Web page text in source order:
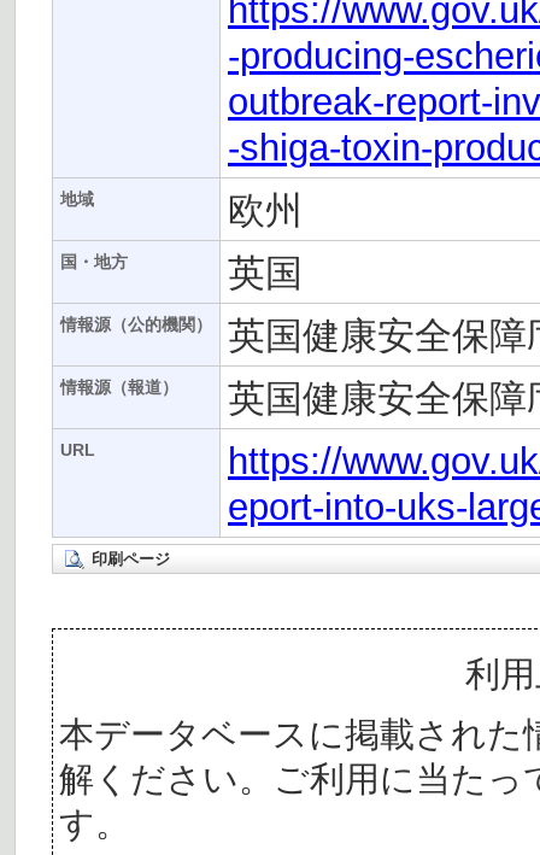
https://
-producing-
outbreak-report-
-shiga-toxin-
地域 欧州
国・地方 英国
情報源（公的機関） 英国健康安全保
情報源（報道） 英国健康安全保
URL
https://
eport-into-uks-
印刷ページ
利
本データベースに掲載された
解ください。ご利用に当た
す。